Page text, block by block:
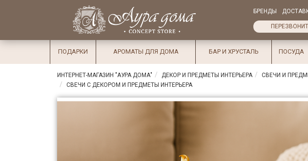
Избранное
×
СалоныДоставка
Оплата
Подарки
Ароматы
для дома
БРЕНДЫ
ПОДАРКИ АРОМАТЫ ДЛЯ ДОМА БАР И ХРУСТАЛЬ ПОСУДА
ИНТЕРНЕТ-МАГАЗИН "АУРА ДОМА" ДЕКОР И ПРЕДМЕТЫ ИНТЕРЬЕРА СВЕЧИ И
СВЕЧИ С ДЕКОРОМ И ПРЕДМЕТЫ ИНТЕРЬЕРА